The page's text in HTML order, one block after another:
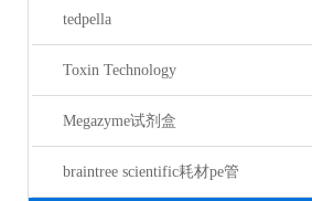
tedpella
Toxin Technology
Megazyme试剂盒
braintree scientific耗材pe管